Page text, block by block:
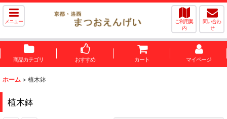
メニュー
ご利用案
内
問い合わ
せ
商品カテゴリ おすすめ カート マイページ
ホーム > 植木鉢
植木鉢